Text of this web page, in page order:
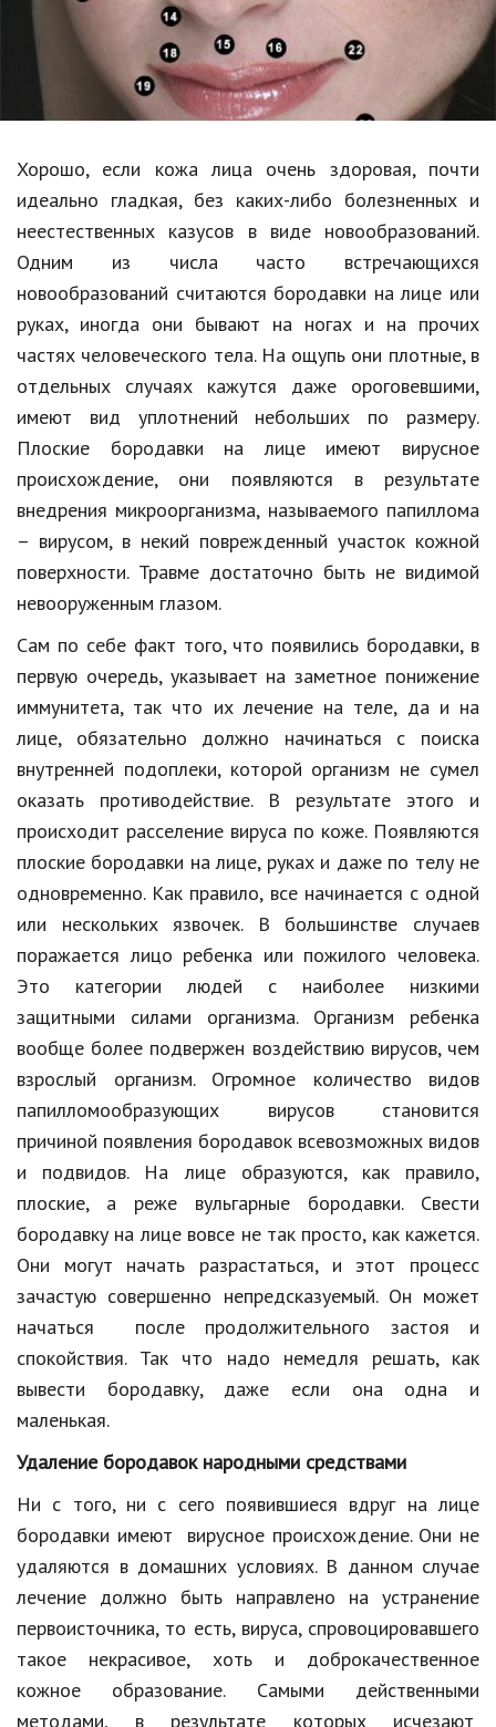
Образование
В мире
Культура
Спорт
Знаменитости
Статьи
Обзоры
Рецепты
Красота и здоровье
Hi-Tech. Интернет
Авто, мото
Дом и сад
Недвижимость
Спорт и фитнес
Психология и отношения
Творчество и рукоделие
Разное
Работа и бизнес
Животные
Праздники и подарки
Кинематограф
Домашние животные
Семья и дети
Путешествия
Строительство
Культура и общество
Мода и стиль
Бизнес
Хобби и развлечения
Финансы
Юриспруденция
Природа
Образование
Наука и технологии
Хорошо, если кожа лица очень здоровая, почти
идеально гладкая, без каких-либо болезненных и
неестественных казусов в виде новообразований.
Одним из числа часто встречающихся
новообразований считаются бородавки на лице или
руках, иногда они бывают на ногах и на прочих
частях человеческого тела. На ощупь они плотные, в
отдельных случаях кажутся даже ороговевшими,
имеют вид уплотнений небольших по размеру.
Плоские бородавки на лице имеют вирусное
происхождение, они появляются в результате
внедрения микроорганизма, называемого папиллома
– вирусом, в некий поврежденный участок кожной
поверхности. Травме достаточно быть не видимой
невооруженным глазом.
Сам по себе факт того, что появились бородавки, в
первую очередь, указывает на заметное понижение
иммунитета, так что их лечение на теле, да и на
лице, обязательно должно начинаться с поиска
внутренней подоплеки, которой организм не сумел
оказать противодействие. В результате этого и
происходит расселение вируса по коже. Появляются
плоские бородавки на лице, руках и даже по телу не
одновременно. Как правило, все начинается с одной
или нескольких язвочек. В большинстве случаев
поражается лицо ребенка или пожилого человека.
Это категории людей с наиболее низкими
защитными силами организма. Организм ребенка
вообще более подвержен воздействию вирусов, чем
взрослый организм. Огромное количество видов
папилломообразующих вирусов становится
причиной появления бородавок всевозможных видов
и подвидов. На лице образуются, как правило,
плоские, а реже вульгарные бородавки. Свести
бородавку на лице вовсе не так просто, как кажется.
Они могут начать разрастаться, и этот процесс
зачастую совершенно непредсказуемый. Он может
начаться после продолжительного застоя и
спокойствия. Так что надо немедля решать, как
вывести бородавку, даже если она одна и
маленькая.
Удаление бородавок народными средствами
Ни с того, ни с сего появившиеся вдруг на лице
бородавки имеют вирусное происхождение. Они не
удаляются в домашних условиях. В данном случае
лечение должно быть направлено на устранение
первоисточника, то есть, вируса, спровоцировавшего
такое некрасивое, хоть и доброкачественное
кожное образование. Самыми действенными
методами, в результате которых исчезают